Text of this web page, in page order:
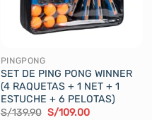
PINGPONG
SET DE PING PONG WINNER
(4 RAQUETAS + 1 NET + 1
ESTUCHE + 6 PELOTAS)
S/139.90 El
S/109.00El